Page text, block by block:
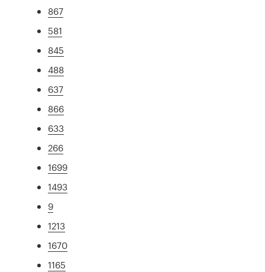
867
581
845
488
637
866
633
266
1699
1493
9
1213
1670
1165